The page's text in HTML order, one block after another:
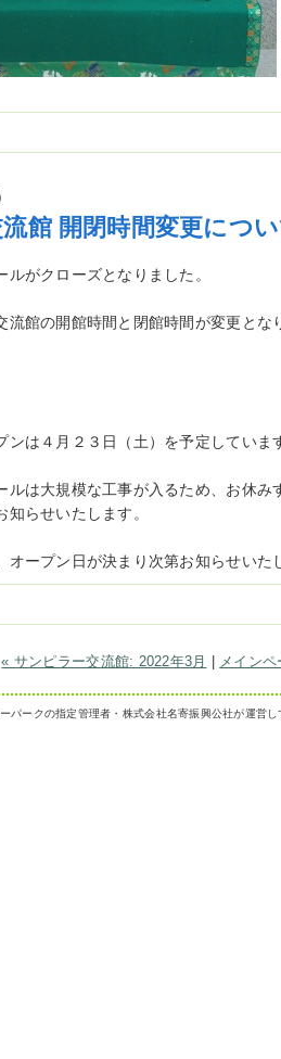
館 開閉時間変更につ
がクローズとなりました。
流館の開館時間と閉館時間が変更とな
ンは４月２３日（土）を予定していま
ルは大規模な工事が入るため、お休み
らせいたします。
オープン日が決まり次第お知らせいた
« サンピラー交流館: 2022年3月 メインペ
パークの指定管理者・株式会社名寄振興公社が運営